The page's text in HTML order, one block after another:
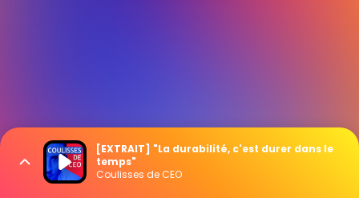
[EXTRAIT] "La durabilité, c'est durer dans le
temps"
Coulisses de CEO